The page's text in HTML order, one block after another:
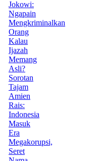
Jokowi:
Ngapain
Mengkriminalkan
Orang
Kalau
Ijazah
Memang
Asli?
Sorotan
Tajam
Amien
Rais:
Indonesia
Masuk
Era
Megakorupsi,
Seret